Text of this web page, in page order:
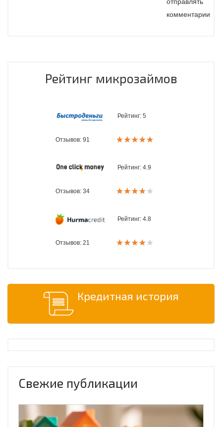
комментарии
Рейтинг микрозаймов
Рейтинг: 5
Отзывов: 91
Рейтинг: 4.9
Отзывов: 34
Рейтинг: 4.8
Отзывов: 21
Кредитная история
Свежие публикации